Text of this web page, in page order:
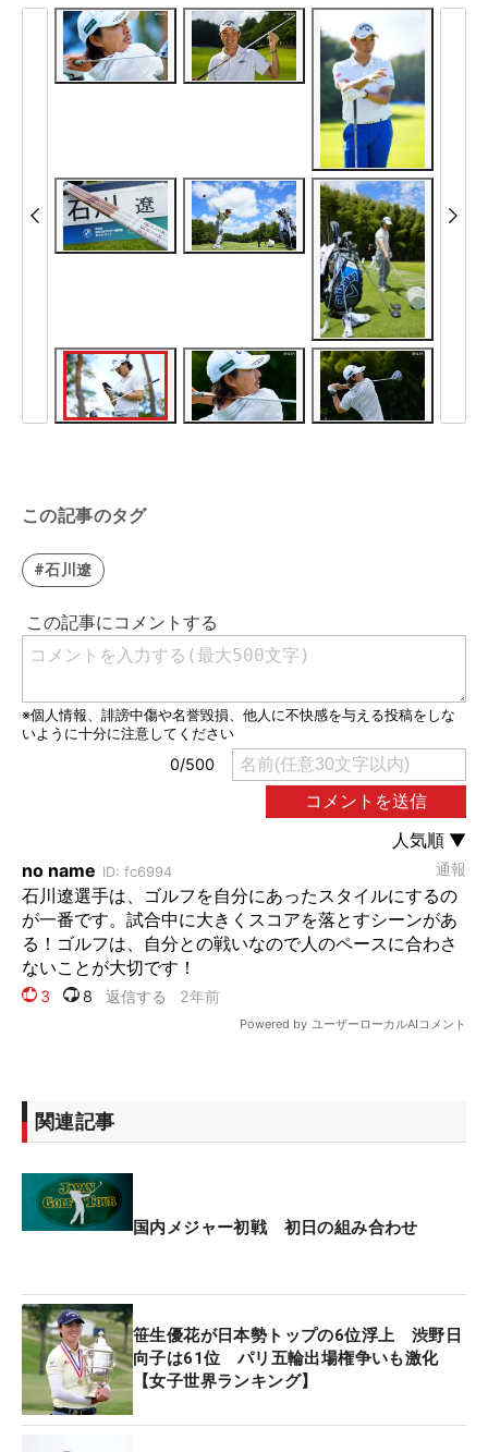
この記事のタグ
#石川遼
関連記事
国内メジャー初戦 初日の組み合わせ
笹生優花が日本勢トップの6位浮上 渋野日
向子は61位 パリ五輪出場権争いも激化
【女子世界ランキング】